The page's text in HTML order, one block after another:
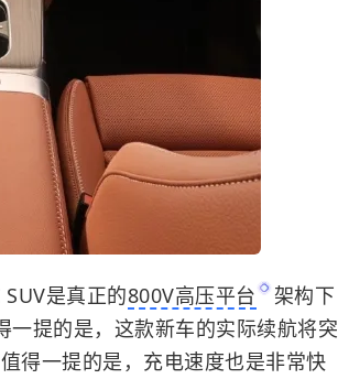
是真正的800V高压平台
架构下
提的是，这款新车的实际续航将突
得一提的是，充电速度也是非常快